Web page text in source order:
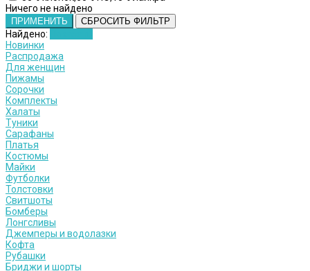
Ничего не найдено
ПРИМЕНИТЬ СБРОСИТЬ ФИЛЬТР
Найдено:
Новинки
Распродажа
Для женщин
Пижамы
Сорочки
Комплекты
Халаты
Туники
Сарафаны
Платья
Костюмы
Майки
Футболки
Толстовки
Свитшоты
Бомберы
Лонгсливы
Джемперы и водолазки
Кофта
Рубашки
Бриджи и шорты